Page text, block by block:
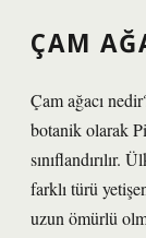
ÇAM
Çam ağacı
botanik olarak
sınıflandırılır.
farklı türü
uzun ömürlü